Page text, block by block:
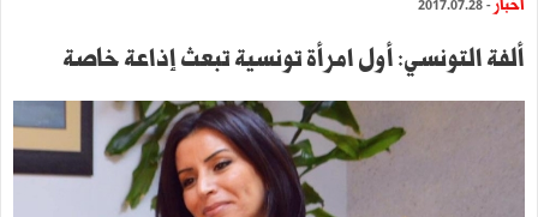
أخبار - 2017.07.28
ألفة التونسي: أول امرأة تونسية تبعث إذاعة خاصة